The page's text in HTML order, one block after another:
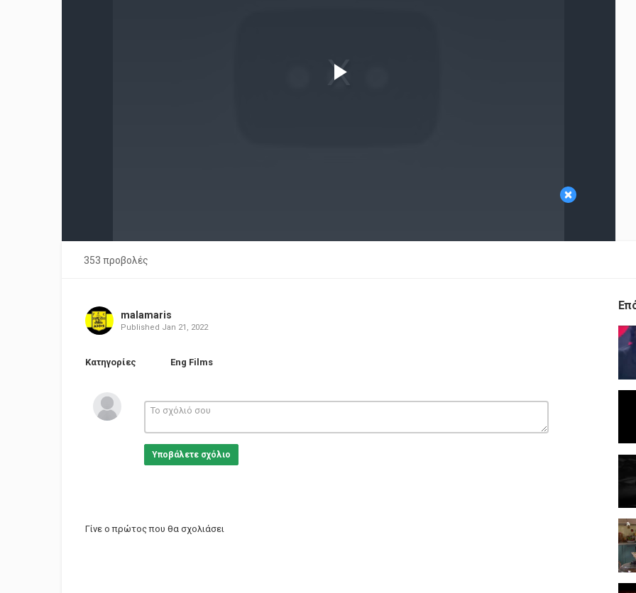
×
353 προβολές
malamaris
Published Jan 21, 2022
Κατηγορίες Eng Films
Υποβάλετε σχόλιο
Γίνε ο πρώτος που θα σχολιάσει